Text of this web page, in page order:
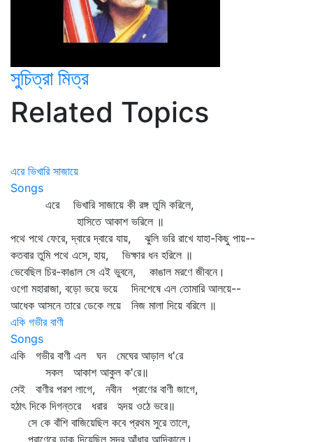
সুচিত্রা মিত্র
Related Topics
এরে ভিখারি সাজায়ে
Songs
এরে ভিখারি সাজায়ে কী রঙ্গ তুমি করিলে,
হাসিতে আকাশ ভরিলে ॥
পথে পথে ফেরে, দ্বারে দ্বারে যায়, ঝুলি ভরি রাখে যাহা-কিছু পায়--
কতবার তুমি পথে এসে, হায়, ভিক্ষার ধন হরিলে ॥
ভেবেছিল চির-কাঙাল সে এই ভুবনে, কাঙাল মরণে জীবনে।
ওগো মহারাজা, বড়ো ভয়ে ভয়ে দিনশেষে এল তোমারি আলয়ে--
আধেক আসনে তারে ডেকে লয়ে নিজ মালা দিয়ে বরিলে ॥
একি গভীর বাণী
Songs
একি গভীর বাণী এল ঘন মেঘের আড়াল ধ'রে
সকল আকাশ আকুল ক'রে॥
সেই বাণীর পরশ লাগে, নবীন প্রাণের বাণী জাগে,
হঠাৎ দিকে দিগন্তরে ধরার হৃদয় ওঠে ভরে॥
সে কে বাঁশি বাজিয়েছিল কবে প্রথম সুরে তালে,
প্রাণেরে ডাক দিয়েছিল সুদূর আঁধার আদিকালে।